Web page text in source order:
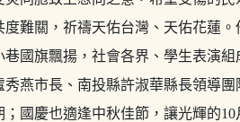
難關，祈禱天佑台灣、天佑花蓮
國旗飄揚，社會各界、學生表演
燕市長、南投縣許淑華縣長領導
國慶也適逢中秋佳節，讓光輝的